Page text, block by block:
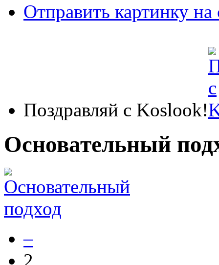
Отправить картинку на
Поздравляй с Koslook!
Основательный
–
2